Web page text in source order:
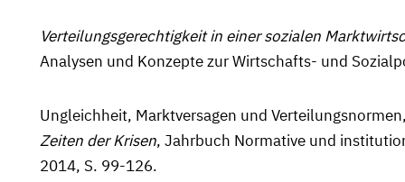
Verteilungsgerechtigkeit in einer sozialen
Analysen und Konzepte zur Wirtschafts- und
Ungleichheit, Marktversagen und
Zeiten der Krisen, Jahrbuch Normative und
2014, S. 99-126.